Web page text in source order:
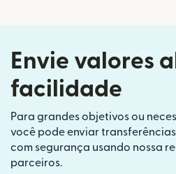
Envie valores
facilidade
Para grandes objetivos ou
você pode enviar
com segurança usando nossa
parceiros.